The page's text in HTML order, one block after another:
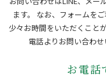
ます。
なお、フォームを
少々お時間をいただくことが
電話よりお問い合わせ
お電話